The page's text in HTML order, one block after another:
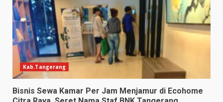
Kab.Tangerang
Bisnis Sewa Kamar Per Jam Menjamur di Ecohome